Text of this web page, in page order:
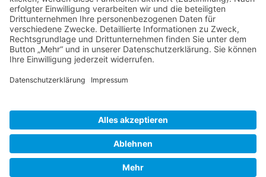
Informationen
* Alle Preise inkl. gesetzl. Mehrwertsteuer zzgl.Versandkostenund ggf.
Nachnahmegebühren, wenn nicht anders beschrieben
Bestellung Downloads
Widerrufsbelehrung Datenschutz
Impressum
Realisiert mit Shopware